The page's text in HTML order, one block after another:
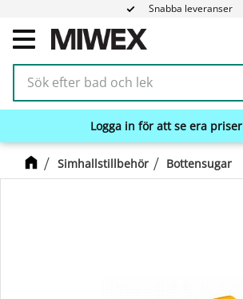
Meny
Snabba leveranser
Logga in för att se era priser
Simhallstillbehör Bottensugar